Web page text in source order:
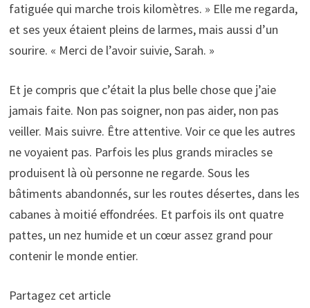
fatiguée qui marche trois kilomètres. » Elle me regarda,
et ses yeux étaient pleins de larmes, mais aussi d’un
sourire. « Merci de l’avoir suivie, Sarah. »
Et je compris que c’était la plus belle chose que j’aie
jamais faite. Non pas soigner, non pas aider, non pas
veiller. Mais suivre. Être attentive. Voir ce que les autres
ne voyaient pas. Parfois les plus grands miracles se
produisent là où personne ne regarde. Sous les
bâtiments abandonnés, sur les routes désertes, dans les
cabanes à moitié effondrées. Et parfois ils ont quatre
pattes, un nez humide et un cœur assez grand pour
contenir le monde entier.
Partagez cet article